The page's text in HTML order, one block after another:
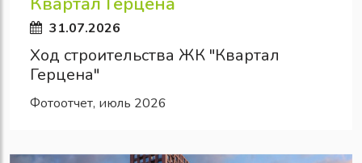
31.07.2026
Ход строительства ЖК "Квартал
Герцена"
Фотоотчет, июль 2026